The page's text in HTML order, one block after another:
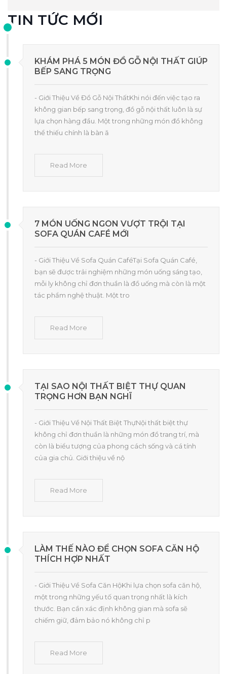
TIN TỨC MỚI
KHÁM PHÁ 5 MÓN ĐỒ GỖ NỘI THẤT GIÚP
BẾP SANG TRỌNG
- Giới Thiệu Về Đồ Gỗ Nội ThấtKhi nói đến việc tạo ra
không gian bếp sang trọng, đồ gỗ nội thất luôn là sự
lựa chọn hàng đầu. Một trong những món đồ không
thể thiếu chính là bàn ă
Read More
7 MÓN UỐNG NGON VƯỢT TRỘI TẠI
SOFA QUÁN CAFÉ MỚI
- Giới Thiệu Về Sofa Quán CaféTại Sofa Quán Café,
bạn sẽ được trải nghiệm những món uống sáng tạo,
mỗi ly không chỉ đơn thuần là đồ uống mà còn là một
tác phẩm nghệ thuật. Một tro
Read More
TẠI SAO NỘI THẤT BIỆT THỰ QUAN
TRỌNG HƠN BẠN NGHĨ
- Giới Thiệu Về Nội Thất Biệt ThựNội thất biệt thự
không chỉ đơn thuần là những món đồ trang trí, mà
còn là biểu tượng của phong cách sống và cá tính
của gia chủ. Giới thiệu về nộ
Read More
LÀM THẾ NÀO ĐỂ CHỌN SOFA CĂN HỘ
THÍCH HỢP NHẤT
- Giới Thiệu Về Sofa Căn HộKhi lựa chọn sofa căn hộ,
một trong những yếu tố quan trọng nhất là kích
thước. Bạn cần xác định không gian mà sofa sẽ
chiếm giữ, đảm bảo nó không chỉ p
Read More